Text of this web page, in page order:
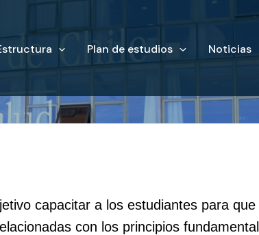
Plan de estudios Noticias
capacitar a los estudiantes para que
con los principios